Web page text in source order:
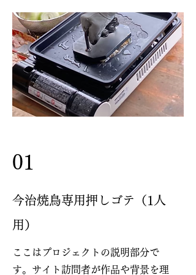
01
今治焼鳥専用押しゴテ（1人
用）
ここはプロジェクトの説明部分で
す。サイト訪問者が作品や背景を理